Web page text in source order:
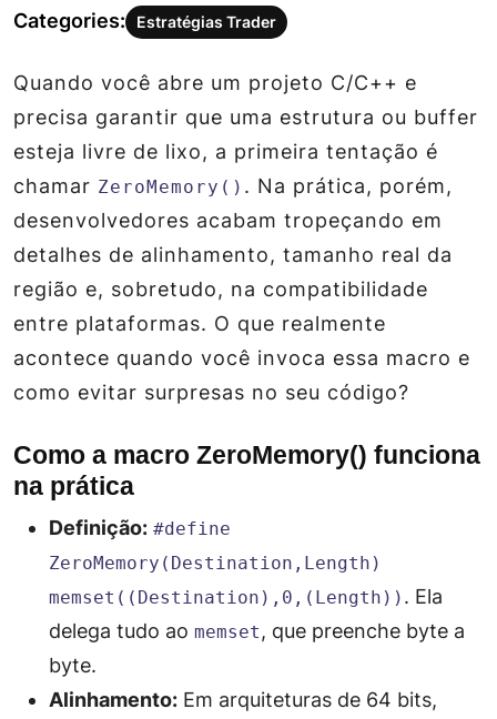
2026
Categories: Estratégias Trader
Quando você abre um projeto C/C++ e
precisa garantir que uma estrutura ou buffer
esteja livre de lixo, a primeira tentação é
chamar ZeroMemory() . Na prática, porém,
desenvolvedores acabam tropeçando em
detalhes de alinhamento, tamanho real da
região e, sobretudo, na compatibilidade
entre plataformas. O que realmente
acontece quando você invoca essa macro e
como evitar surpresas no seu código?
Como a macro ZeroMemory() funciona
na prática
Definição: #define
ZeroMemory(Destination,Length)
memset((Destination),0,(Length)) . Ela
delega tudo ao memset , que preenche byte a
byte.
Alinhamento: Em arquiteturas de 64 bits,